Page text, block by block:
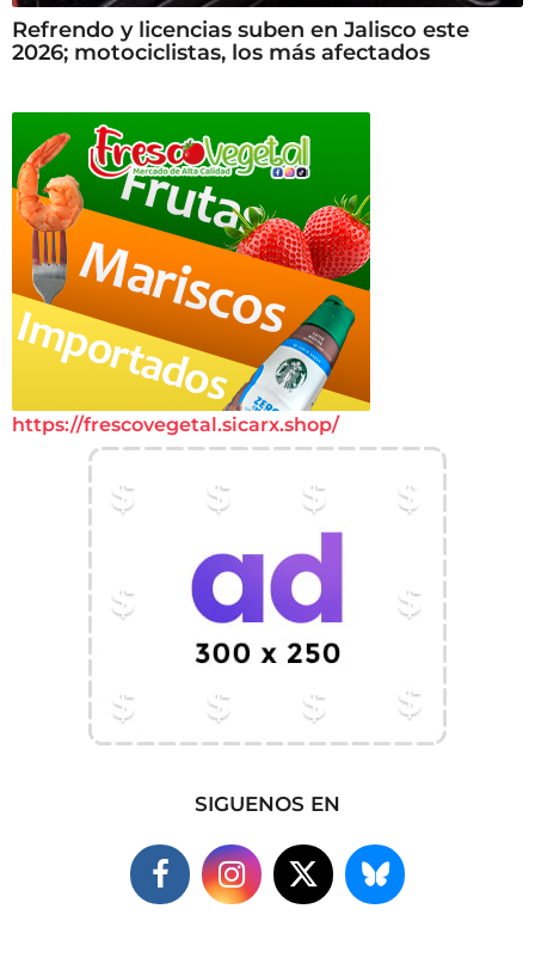
Refrendo y licencias suben en Jalisco este
2026; motociclistas, los más afectados
https://frescovegetal.sicarx.shop/
SIGUENOS EN